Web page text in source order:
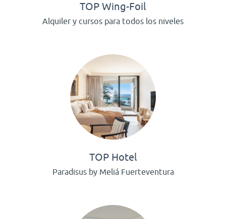
TOP Wing-Foil
Alquiler y cursos para todos los niveles
TOP Hotel
Paradisus by Meliá Fuerteventura